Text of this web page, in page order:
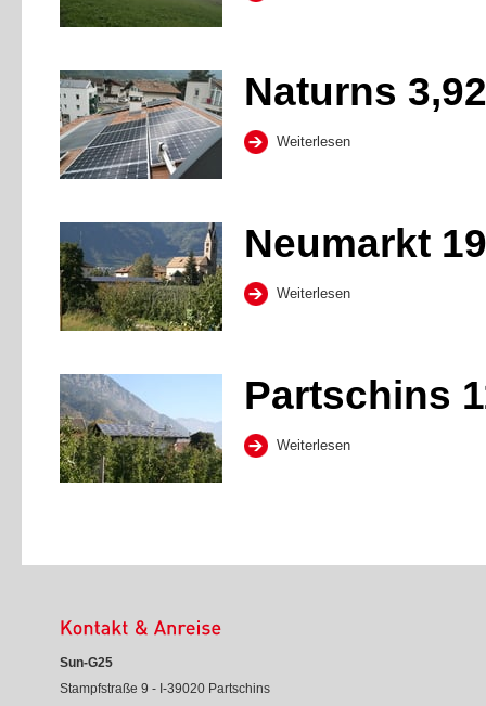
Naturns
Weiterlesen
Neumarkt
Weiterlesen
Partschins
Weiterlesen
Sun-G25
Stampfstraße 9 - I-39020 Partschins